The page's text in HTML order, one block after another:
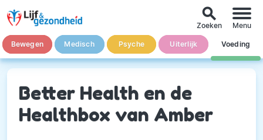
Bewegen Medisch Psyche Uiterlijk Voeding
search
Zoeken Menu
Better Health en de
Healthbox van Amber